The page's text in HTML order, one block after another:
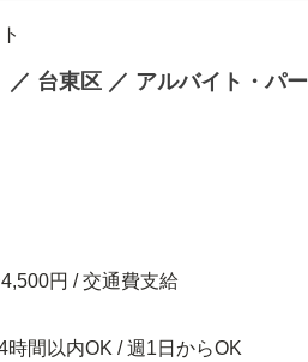
／ 台東区 ／ アルバイト・パ
円 / 交通費支給
時間以内OK / 週1日からOK